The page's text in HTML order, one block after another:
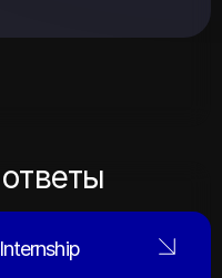
здесь очень
работы